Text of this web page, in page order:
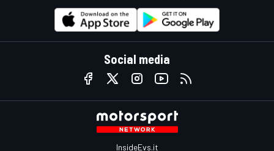
Social media
InsideEvs.it